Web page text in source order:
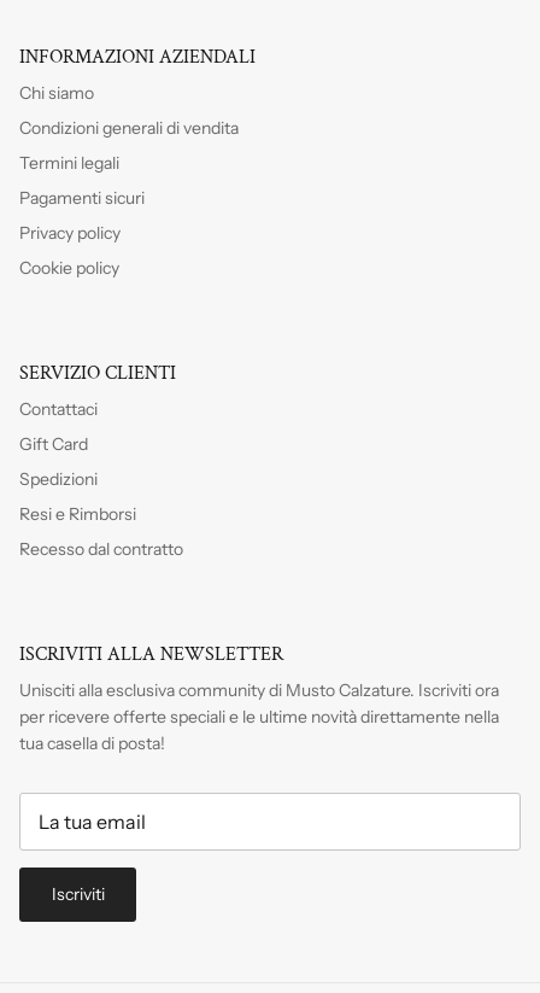
INFORMAZIONI AZIENDALI
Chi siamo
Condizioni generali di vendita
Termini legali
Pagamenti sicuri
Privacy policy
Cookie policy
SERVIZIO CLIENTI
Contattaci
Gift Card
Spedizioni
Resi e Rimborsi
Recesso dal contratto
ISCRIVITI ALLA NEWSLETTER
Unisciti alla esclusiva community di Musto Calzature. Iscrivitiora
per ricevere offerte speciali e le ultime novità direttamente nella
tua casella di posta!
Iscriviti